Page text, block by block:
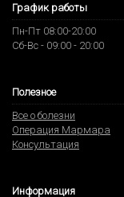
График работы
Пн-Пт 08:00-20:00
Сб-Вс - 09:00 - 20:00
Полезное
Все о болезни
Операция Мармара
Консультация
Информация